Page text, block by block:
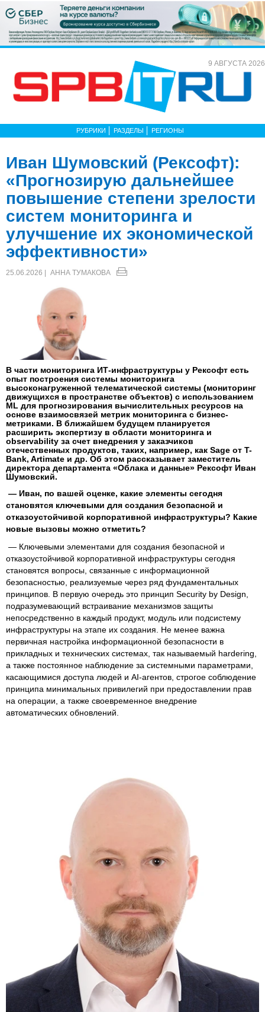
9 АВГУСТА 2026
РУБРИКИ РАЗДЕЛЫ РЕГИОНЫ
Иван Шумовский (Рексофт):
«Прогнозирую дальнейшее
повышение степени зрелости
систем мониторинга и
улучшение их экономической
эффективности»
25.06.2026 | АННА ТУМАКОВА
В части мониторинга ИТ-инфраструктуры у Рексофт есть
опыт построения системы мониторинга
высоконагруженной телематической системы (мониторинг
движущихся в пространстве объектов) с использованием
ML для прогнозирования вычислительных ресурсов на
основе взаимосвязей метрик мониторинга с бизнес-
метриками. В ближайшем будущем планируется
расширить экспертизу в области мониторинга и
observability за счет внедрения у заказчиков
отечественных продуктов, таких, например, как Sage от T-
Bank, Artimate и др. Об этом рассказывает заместитель
директора департамента «Облака и данные» Рексофт Иван
Шумовский.
— Иван, по вашей оценке, какие элементы сегодня
становятся ключевыми для создания безопасной и
отказоустойчивой корпоративной инфраструктуры? Какие
новые вызовы можно отметить?
— Ключевыми элементами для создания безопасной и
отказоустойчивой корпоративной инфраструктуры сегодня
становятся вопросы, связанные с информационной
безопасностью, реализуемые через ряд фундаментальных
принципов. В первую очередь это принцип Security by Design,
подразумевающий встраивание механизмов защиты
непосредственно в каждый продукт, модуль или подсистему
инфраструктуры на этапе их создания. Не менее важна
первичная настройка информационной безопасности в
прикладных и технических системах, так называемый hardering,
а также постоянное наблюдение за системными параметрами,
касающимися доступа людей и AI-агентов, строгое соблюдение
принципа минимальных привилегий при предоставлении прав
на операции, а также своевременное внедрение
автоматических обновлений.